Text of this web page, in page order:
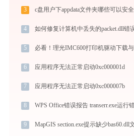
3 c盘用户下appdata文件夹哪些可以安
4 如何修复计算机中丢失的packet.dll错
5 必看！理光IMC600打印机驱动下载
6 应用程序无法正常启动0xc000001d
7 应用程序无法正常启动0xc000007b
8
9 MapGIS section.exe提示缺少bas60.dll